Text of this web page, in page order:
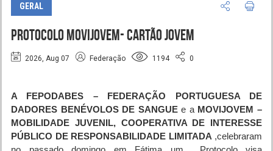
GERAL
PROTOCOLO MOVIJOVEM- CARTÃO JOVEM
2026, Aug 07 Federação 1194 0
A
FEPODABES – FEDERAÇÃO PORTUGUESA DE
DADORES BENÉVOLOS DE SANGUEe a MOVIJOVEM–
MOBILIDADE JUVENIL, COOPERATIVA DE INTERESSE
PÚBLICO DE RESPONSABILIDADE LIMITADA,celebraram